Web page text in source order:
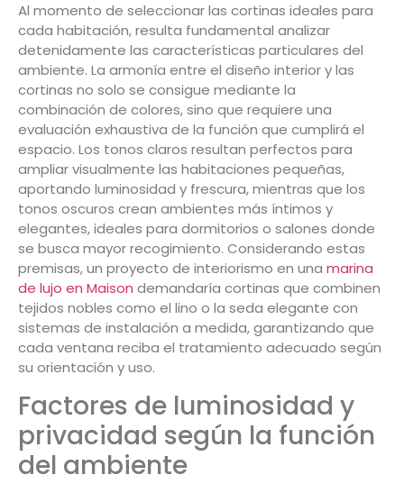
Al momento de seleccionar las cortinas ideales para
cada habitación, resulta fundamental analizar
detenidamente las características particulares del
ambiente. La armonía entre el diseño interior y las
cortinas no solo se consigue mediante la
combinación de colores, sino que requiere una
evaluación exhaustiva de la función que cumplirá el
espacio. Los tonos claros resultan perfectos para
ampliar visualmente las habitaciones pequeñas,
aportando luminosidad y frescura, mientras que los
tonos oscuros crean ambientes más íntimos y
elegantes, ideales para dormitorios o salones donde
se busca mayor recogimiento. Considerando estas
premisas, un proyecto de interiorismo en una marina
de lujo en Maison demandaría cortinas que combinen
tejidos nobles como el lino o la seda elegante con
sistemas de instalación a medida, garantizando que
cada ventana reciba el tratamiento adecuado según
su orientación y uso.
Factores de luminosidad y
privacidad según la función
del ambiente